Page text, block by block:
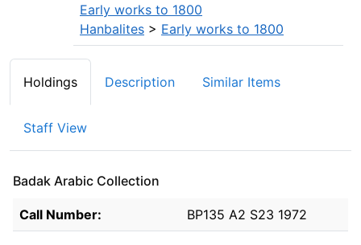
Early works to 1800
Hanbalites > Early works to 1800
Holdings Description Similar Items
Staff View
Badak Arabic Collection
Holdings details from Badak Arabic Collection
Call Number: BP135 A2 S23 1972